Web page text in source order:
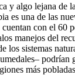
y algo lejana de
es una de las
con el 60
manejos del
los sistemas
podrían
más